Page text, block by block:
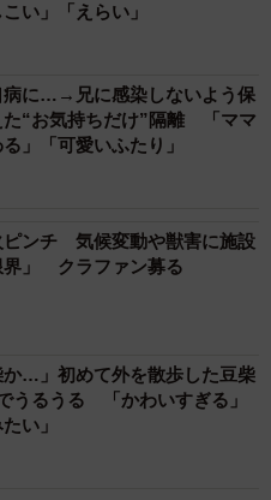
い」「えらい」
病に…→兄に感染しないよう保
た“お気持ちだけ”隔離 「ママ
」「可愛いふたり」
ピンチ 気候変動や獣害に施設
界」 クラファン募る
か…」初めて外を散歩した豆柴
うるうる 「かわいすぎる」
い」